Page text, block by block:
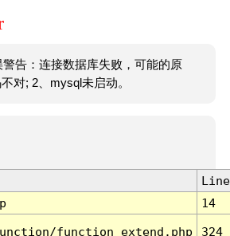
警告：连接数据库失败，可能的原
对; 2、mysql未启动。
Line
14
function_extend.php 324